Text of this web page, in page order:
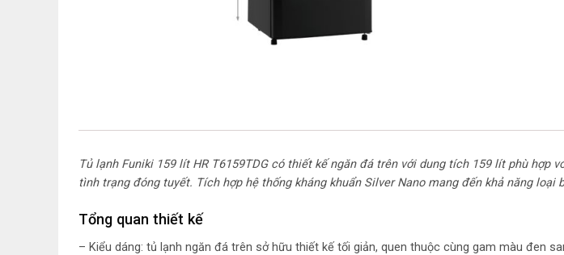
Tủ lạnh Funiki 159 lít HR T6159TDG có thiết kế ngăn đá trên với dung tích 159 lít phù
tình trạng đóng tuyết. Tích hợp hệ thống kháng khuẩn Silver Nano mang đến khả năng loại
Tổng quan thiết kế
– Kiểu dáng: tủ lạnh ngăn đá trên sở hữu thiết kế tối giản, quen thuộc cùng gam màu đen